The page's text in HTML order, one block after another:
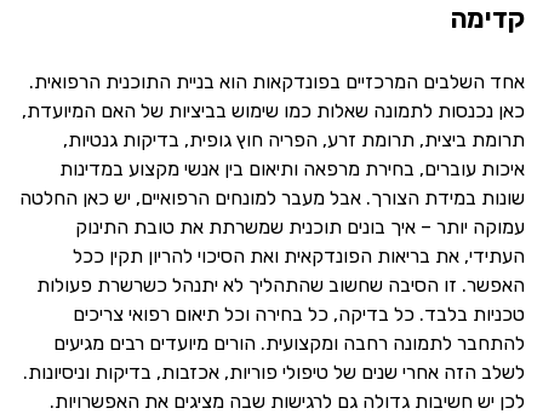
קדימה
אחד השלבים המרכזיים בפונדקאות הוא בניית התוכנית הרפואית.
כאן נכנסות לתמונה שאלות כמו שימוש בביציות של האם המיועדת,
תרומת ביצית, תרומת זרע, הפריה חוץ גופית, בדיקות גנטיות,
איכות עוברים, בחירת מרפאה ותיאום בין אנשי מקצוע במדינות
שונות במידת הצורך. אבל מעבר למונחים הרפואיים, יש כאן החלטה
עמוקה יותר – איך בונים תוכנית שמשרתת את טובת התינוק
העתידי, את בריאות הפונדקאית ואת הסיכוי להריון תקין ככל
האפשר. זו הסיבה שחשוב שהתהליך לא יתנהל כשרשרת פעולות
טכניות בלבד. כל בדיקה, כל בחירה וכל תיאום רפואי צריכים
להתחבר לתמונה רחבה ומקצועית. הורים מיועדים רבים מגיעים
לשלב הזה אחרי שנים של טיפולי פוריות, אכזבות, בדיקות וניסיונות.
לכן יש חשיבות גדולה גם לרגישות שבה מציגים את האפשרויות.